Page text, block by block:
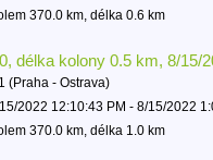
370.0 km, délka 0.6 km
délka kolony 0.5 km, 8/15/
(Praha - Ostrava)
2022 12:10:43 PM - 8/15/2022
370.0 km, délka 1.0 km